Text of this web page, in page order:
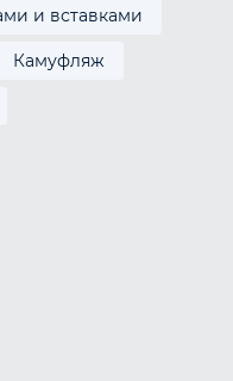
и вставками
Камуфляж